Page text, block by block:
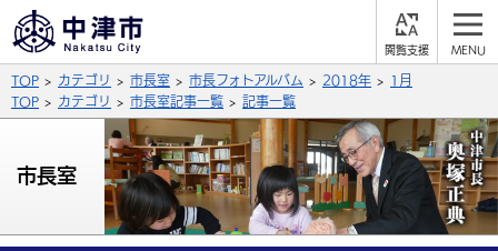
支
背景色
青 白
文字の大きさ
拡大 標準 縮小
公式SNS
X (Twitter) YouTube
サイト内検索
TOP カテゴリ 市長室 市長フォトアルバム 2018年
1月
TOP
カテゴリ 市長室記事一覧 記事一覧
市長室